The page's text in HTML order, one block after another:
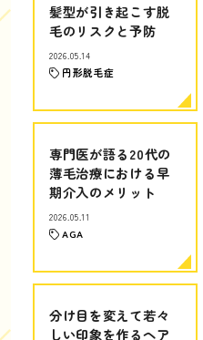
髪型が引き起こす脱
毛のリスクと予防
2026.05.14
円形脱毛症
専門医が語る20代の
薄毛治療における早
期介入のメリット
2026.05.11
AGA
分け目を変えて若々
しい印象を作るヘア